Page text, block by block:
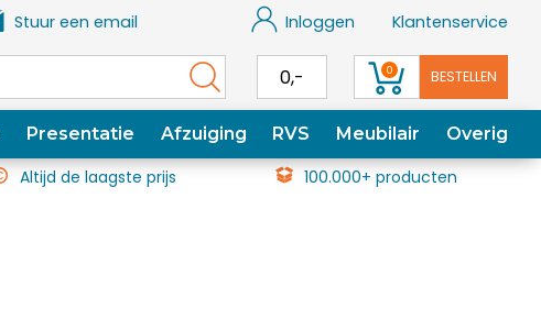
Stuur een email Inloggen Klantenservice
0,- 0 BESTELLEN
Presentatie Afzuiging RVS Meubilair Overig
Altijd de laagste prijs 100.000+ producten